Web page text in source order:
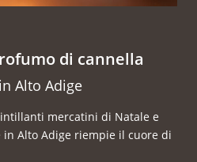
di cannella
Alto Adige
mercatini di Natale e
Alto Adige riempie il cuore di